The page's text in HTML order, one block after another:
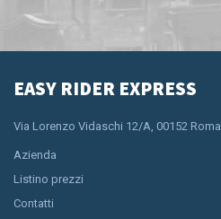
EASY RIDER EXPRESS
Via Lorenzo Vidaschi 12/A, 00152 Roma
Azienda
Listino prezzi
Contatti